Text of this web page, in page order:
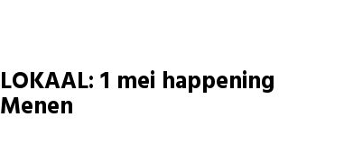
LOKAAL: 1 mei happening
Menen